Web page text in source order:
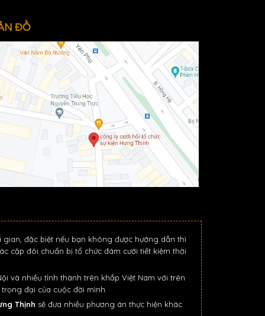
ĐỒ
đặc biệt nếu bạn không được hướng dẫn thì
cặp đôi chuẩn bị tổ chức đám cưới tiết kiệm thời
và nhiều tỉnh thành trên khắp Việt Nam với trên
đại của cuộc đời mình.
Thịnh sẽ đưa nhiều phương án thực hiện khác